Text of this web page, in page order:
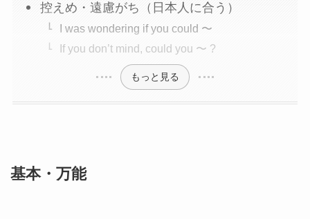
控えめ・遠慮がち（日本人に合う）
I was wondering if you could 〜
If you don’t mind, could you 〜 ?
もっと見る
基本・万能